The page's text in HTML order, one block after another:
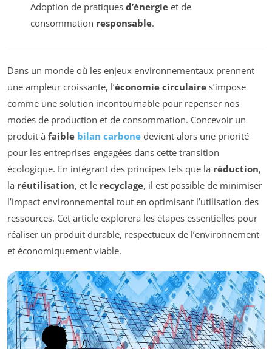
Adoption de pratiques d’énergieet de
consommation responsable.
Dans un monde où les enjeux environnementaux prennent
une ampleur croissante, l’économie circulaire s’impose
comme une solution incontournable pour repenser nos
modes de production et de consommation. Concevoir un
produit à faible bilan carbone devient alors une priorité
pour les entreprises engagées dans cette transition
écologique. En intégrant des principes tels que la réduction,
la réutilisation, et le recyclage, il est possible de minimiser
l’impact environnemental tout en optimisant l’utilisation des
ressources. Cet article explorera les étapes essentielles pour
réaliser un produit durable, respectueux de l’environnement
et économiquement viable.